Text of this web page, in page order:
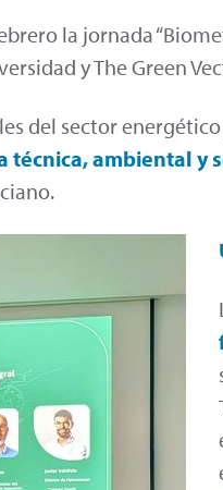
la jornada
y The Green
del sector
técnica, ambiental y